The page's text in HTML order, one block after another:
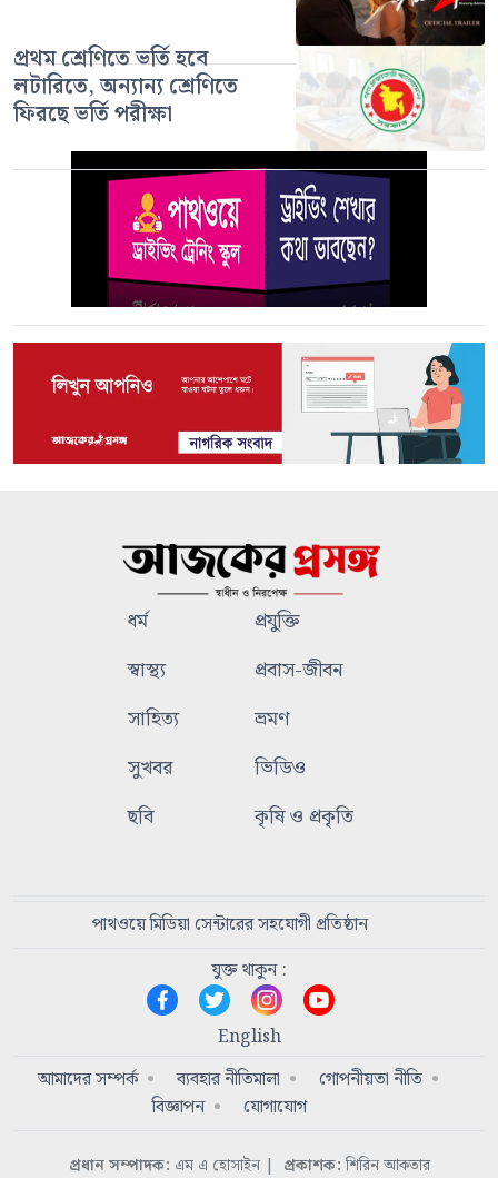
প্রথম শ্রেণিতে ভর্তি হবে
লটারিতে, অন্যান্য শ্রেণিতে
ফিরছে ভর্তি পরীক্ষা
ধর্ম
প্রযুক্তি
স্বাস্থ্য
প্রবাস-জীবন
সাহিত্য
ভ্রমণ
সুখবর
ভিডিও
ছবি
কৃষি ও প্রকৃতি
পাথওয়ে মিডিয়া সেন্টারের সহযোগী প্রতিষ্ঠান
যুক্ত থাকুন :
English
আমাদের সম্পর্ক
ব্যবহার নীতিমালা
গোপনীয়তা নীতি
বিজ্ঞাপন
যোগাযোগ
প্রধান সম্পাদক: এম এ হোসাইন | প্রকাশক:শিরিন আকতার